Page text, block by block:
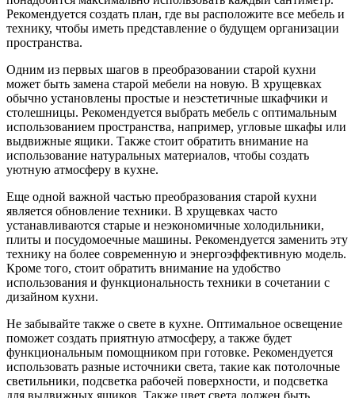
Рекомендуется создать план, где вы расположите все мебель и
технику, чтобы иметь представление о будущем организации
пространства.
Одним из первых шагов в преобразовании старой кухни
может быть замена старой мебели на новую. В хрущевках
обычно установлены простые и неэстетичные шкафчики и
столешницы. Рекомендуется выбрать мебель с оптимальным
использованием пространства, например, угловые шкафы или
выдвижные ящики. Также стоит обратить внимание на
использование натуральных материалов, чтобы создать
уютную атмосферу в кухне.
Еще одной важной частью преобразования старой кухни
является обновление техники. В хрущевках часто
устанавливаются старые и неэкономичные холодильники,
плиты и посудомоечные машины. Рекомендуется заменить эту
технику на более современную и энергоэффективную модель.
Кроме того, стоит обратить внимание на удобство
использования и функциональность техники в сочетании с
дизайном кухни.
Не забывайте также о свете в кухне. Оптимальное освещение
поможет создать приятную атмосферу, а также будет
функциональным помощником при готовке. Рекомендуется
использовать разные источники света, такие как потолочные
светильники, подсветка рабочей поверхности, и подсветка
для выдвижных ящиков. Также цвет света должен быть